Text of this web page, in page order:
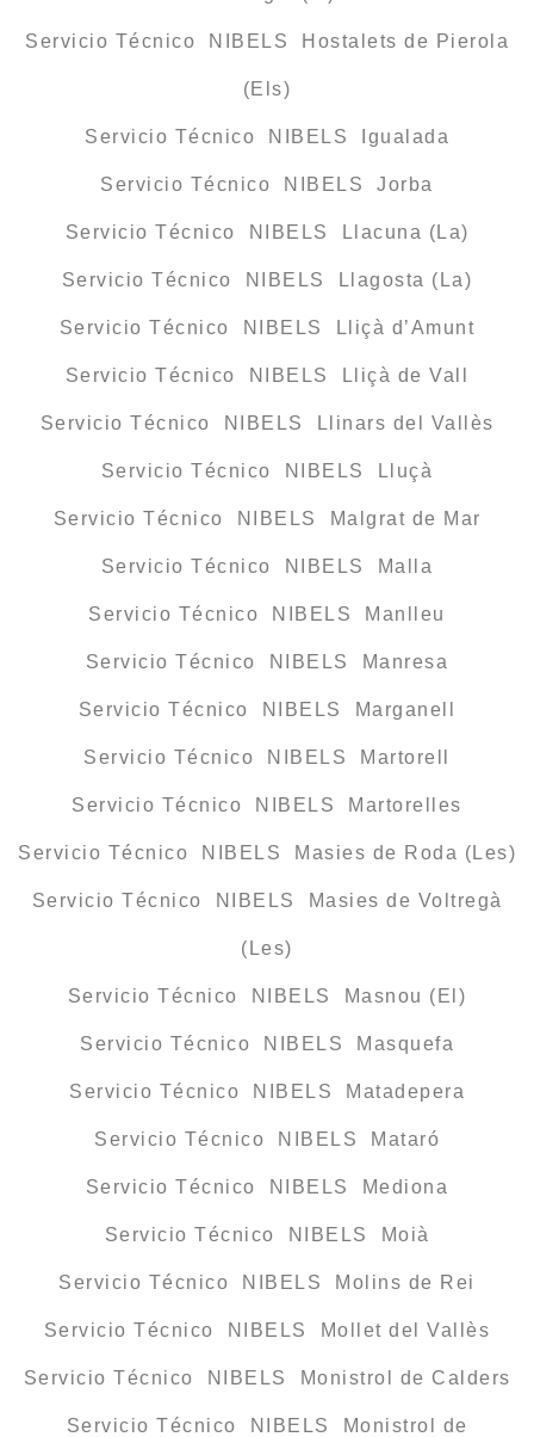
Servicio Técnico NIBELS Hostalets de Pierola
(Els)
Servicio Técnico NIBELS Igualada
Servicio Técnico NIBELS Jorba
Servicio Técnico NIBELS Llacuna (La)
Servicio Técnico NIBELS Llagosta (La)
Servicio Técnico NIBELS Lliçà d’Amunt
Servicio Técnico NIBELS Lliçà de Vall
Servicio Técnico NIBELS Llinars del Vallès
Servicio Técnico NIBELS Lluçà
Servicio Técnico NIBELS Malgrat de Mar
Servicio Técnico NIBELS Malla
Servicio Técnico NIBELS Manlleu
Servicio Técnico NIBELS Manresa
Servicio Técnico NIBELS Marganell
Servicio Técnico NIBELS Martorell
Servicio Técnico NIBELS Martorelles
Servicio Técnico NIBELS Masies de Roda (Les)
Servicio Técnico NIBELS Masies de Voltregà
(Les)
Servicio Técnico NIBELS Masnou (El)
Servicio Técnico NIBELS Masquefa
Servicio Técnico NIBELS Matadepera
Servicio Técnico NIBELS Mataró
Servicio Técnico NIBELS Mediona
Servicio Técnico NIBELS Moià
Servicio Técnico NIBELS Molins de Rei
Servicio Técnico NIBELS Mollet del Vallès
Servicio Técnico NIBELS Monistrol de Calders
Servicio Técnico NIBELS Monistrol de